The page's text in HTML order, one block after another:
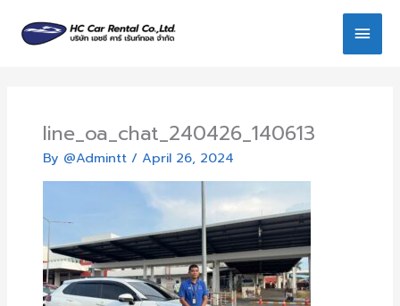
content
Main
line_oa_chat_240426_140613
By @Admintt / April 26, 2024